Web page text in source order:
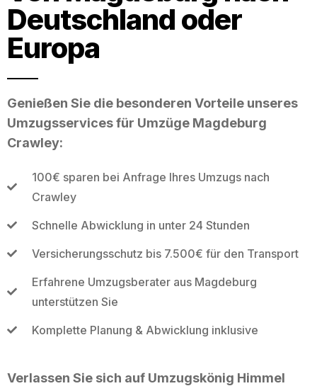
Deutschland oder
Europa
Genießen Sie die besonderen Vorteile unseres
Umzugsservices für Umzüge Magdeburg
Crawley:
100€ sparen bei Anfrage Ihres Umzugs nach
Crawley
Schnelle Abwicklung in unter 24 Stunden
Versicherungsschutz bis 7.500€ für den Transport
Erfahrene Umzugsberater aus Magdeburg
unterstützen Sie
Komplette Planung & Abwicklung inklusive
Verlassen Sie sich auf Umzugskönig Himmel